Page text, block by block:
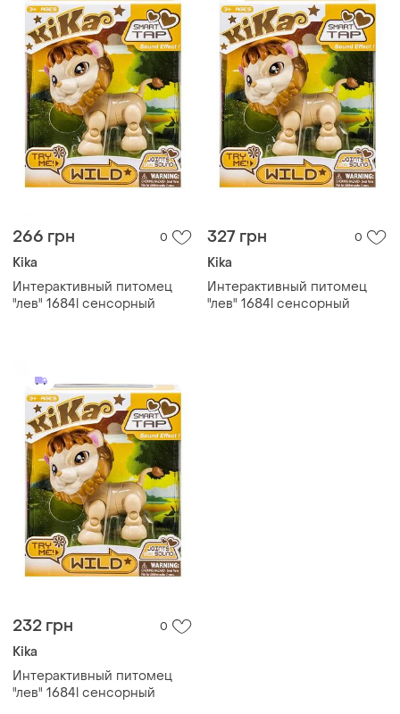
266 грн 0
Kika
Интерактивный питомец
"лев" 1684l сенсорный
327 грн 0
Kika
Интерактивный питомец
"лев" 1684l сенсорный
232 грн 0
Kika
Интерактивный питомец
"лев" 1684l сенсорный